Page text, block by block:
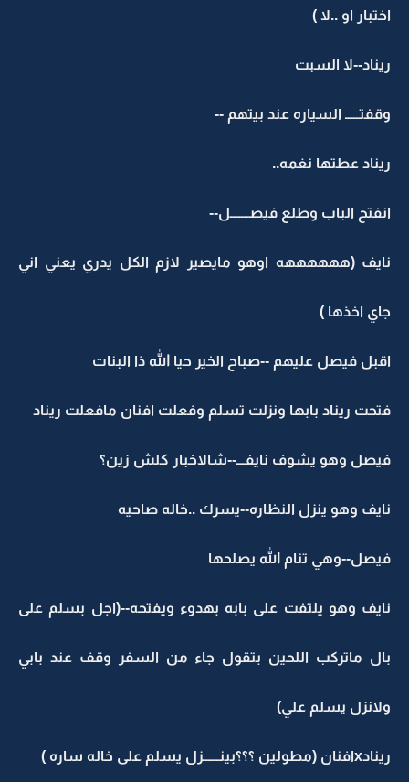
اختبار او ..لا )
ريناد--لا السبت
وقفتـــــ السياره عند بيتهم --
ريناد عطتها نغمه..
انفتح الباب وطلع فيصـــــــل--
نايف (ههههههه اوهو مايصير لازم الكل يدري يعني اني
جاي اخذها )
اقبل فيصل عليهم --صباح الخير حيا الله ذا البنات
فتحت ريناد بابها ونزلت تسلم وفعلت افنان مافعلت ريناد
فيصل وهو يشوف نايفـــ--شالاخبار كلش زين؟
نايف وهو ينزل النظاره--يسرك ..خاله صاحيه
فيصل--وهي تنام الله يصلحها
نايف وهو يلتفت على بابه بهدوء ويفتحه--(اجل بسلم على
بال ماتركب اللحين بتقول جاء من السفر وقف عند بابي
ولانزل يسلم علي)
رينادxافنان (مطولين ؟؟؟بينــــــزل يسلم على خاله ساره )